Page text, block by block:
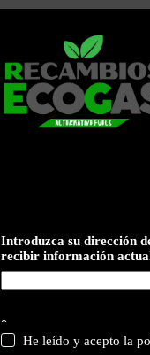
Introduzca su dirección
recibir información
o
*
He leído y acepto la